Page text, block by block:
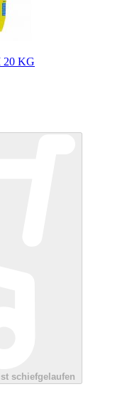
20 KG
schiefgelaufen